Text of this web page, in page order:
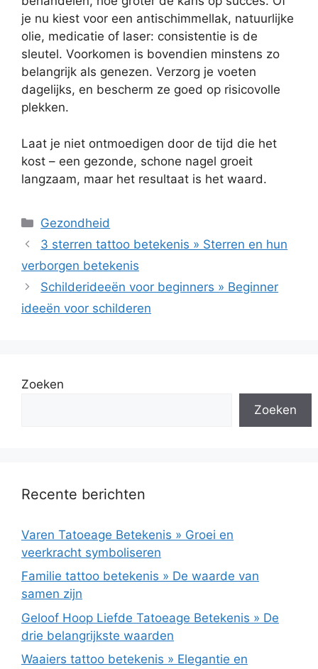
je nu kiest voor een antischimmellak, natuurlijke
olie, medicatie of laser: consistentie is de
sleutel. Voorkomen is bovendien minstens zo
belangrijk als genezen. Verzorg je voeten
dagelijks, en bescherm ze goed op risicovolle
plekken.
Laat je niet ontmoedigen door de tijd die het
kost – een gezonde, schone nagel groeit
langzaam, maar het resultaat is het waard.
Categorieën
Gezondheid
3 sterren tattoo betekenis » Sterren en hun
verborgen betekenis
Schilderideeën voor beginners » Beginner
ideeën voor schilderen
Zoeken
Zoeken
Recente berichten
Varen Tatoeage Betekenis » Groei en
veerkracht symboliseren
Familie tattoo betekenis » De waarde van
samen zijn
Geloof Hoop Liefde Tatoeage Betekenis » De
drie belangrijkste waarden
Waaiers tattoo betekenis » Elegantie en